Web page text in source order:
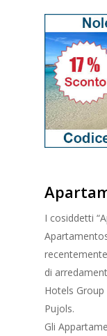
I cosiddetti
di
Hotels
Pujols.
Gli